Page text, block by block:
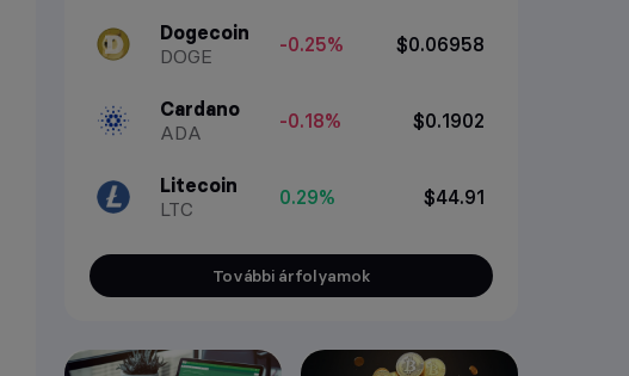
Dogecoin
DOGE
-0.25% $0.06958
Cardano
ADA
-0.18% $0.1902
Litecoin
LTC
0.29% $44.91
További árfolyamok